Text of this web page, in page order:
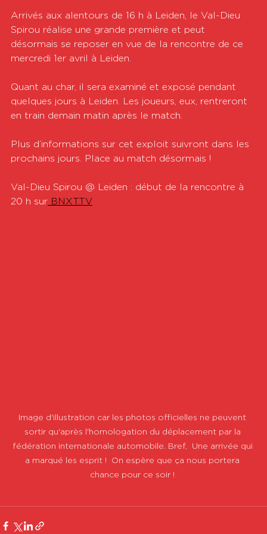
Arrivés aux alentours de 16 h à Leiden, le Val-Dieu
Spirou réalise une grande première et peut
désormais se reposer en vue de la rencontre de ce
mercredi 1er avril à Leiden.
Quant au char, il sera examiné et exposé pendant
quelques jours à Leiden. Les joueurs, eux, rentreront
en train demain matin après le match.
Plus d’informations sur cet exploit suivront dans les
prochains jours. Place au match désormais !
Val-Dieu Spirou @ Leiden : début de la rencontre à
20 h sur BNXT.TV
Image d'illustration car les photos officielles ne peuvent
sortir qu'après l'homologation du déplacement par la
fédération internationale automobile. Bref,  Une arrivée qui
a marqué les esprit !  On espère que ça nous portera
chance pour ce soir !